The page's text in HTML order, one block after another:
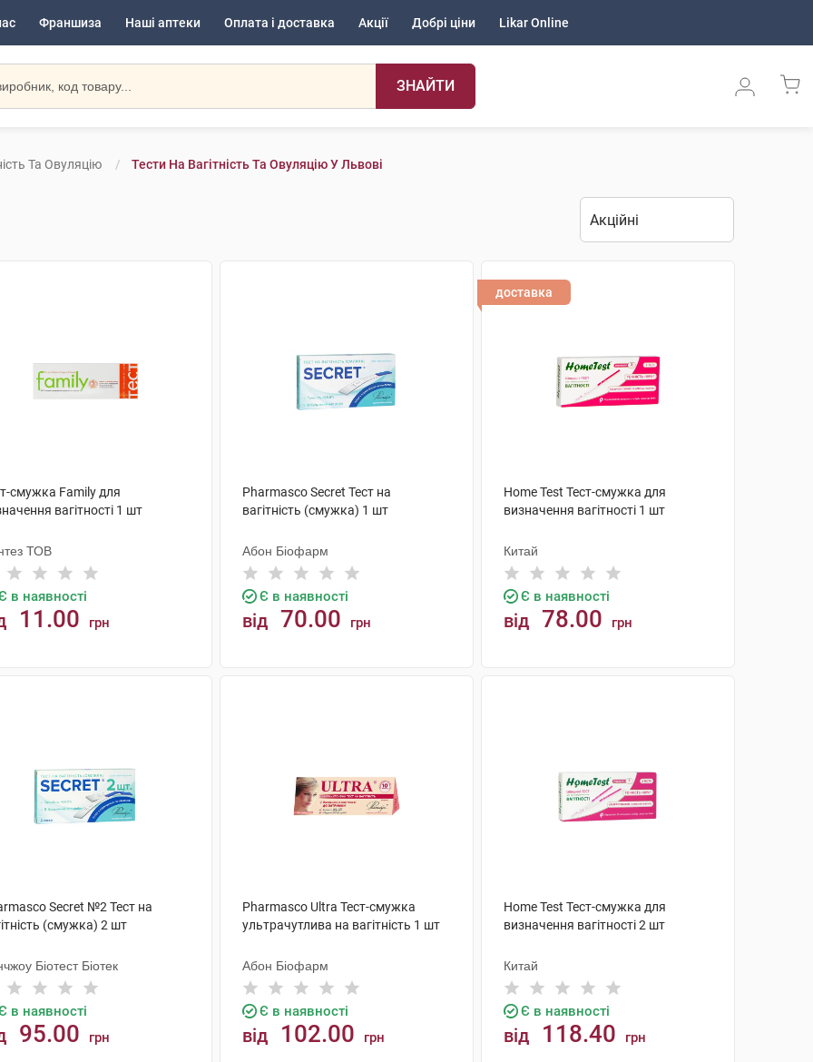
Франшиза Наші аптеки Оплата і доставка Акції Добрі ціни Likar Online
ЗНАЙТИ
Та Овуляцію Тести На Вагітність Та Овуляцію У Львові
смужка Family для
вагітності 1 шт
ТОВ
в наявності
11.00 грн
Pharmasco Secret Тест на
вагітність (смужка) 1 шт
Абон Біофарм
Є в наявності
від 70.00 грн
доставка
Home Test Тест-смужка для
визначення вагітності 1 шт
Китай
Є в наявності
від 78.00 грн
Secret №2 Тест на
(смужка) 2 шт
Біотест Біотек
в наявності
95.00 грн
Pharmasco Ultra Тест-смужка
ультрачутлива на вагітність 1 шт
Абон Біофарм
Є в наявності
від 102.00 грн
Home Test Тест-смужка для
визначення вагітності 2 шт
Китай
Є в наявності
від 118.40 грн